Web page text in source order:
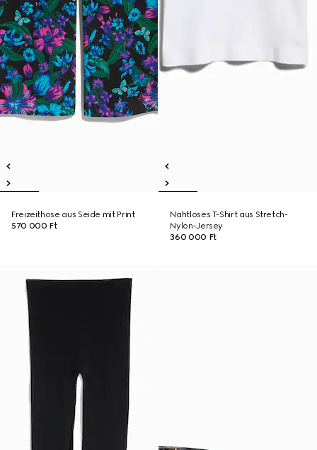
Freizeithose aus Seide mit Print
570 000 Ft
Nahtloses T-Shirt aus Stretch-
Nylon-Jersey
360 000 Ft